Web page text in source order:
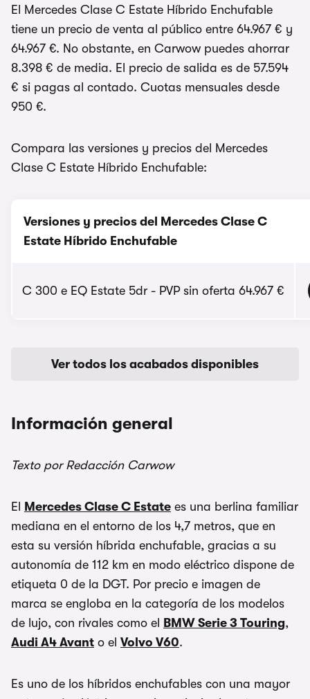
El Mercedes Clase C Estate Híbrido Enchufable
tiene un precio de venta al público entre 64.967 € y
64.967 €. No obstante, en Carwow puedes ahorrar
8.398 € de media. El precio de salida es de 57.594
€ si pagas al contado. Cuotas mensuales desde
950 €.
Compara las versiones y precios del Mercedes
Clase C Estate Híbrido Enchufable:
Versiones y precios del Mercedes Clase C
Estate Híbrido Enchufable
C 300 e EQ Estate 5dr - PVP sin oferta 64.967 €
Ver todos los acabados disponibles
Información general
Texto por Redacción Carwow
El Mercedes Clase C Estate es una berlina familiar
mediana en el entorno de los 4,7 metros, que en
esta su versión híbrida enchufable, gracias a su
autonomía de 112 km en modo eléctrico dispone de
etiqueta 0 de la DGT. Por precio e imagen de
marca se engloba en la categoría de los modelos
de lujo, con rivales como el
BMW Serie 3 Touring,
Audi A4 Avant o el Volvo V60.
Es uno de los híbridos enchufables con una mayor